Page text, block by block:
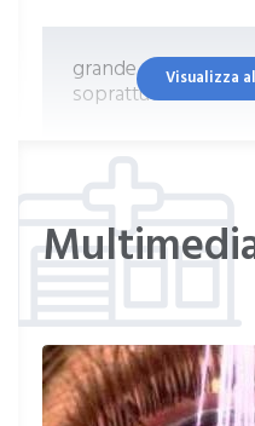
grande umanità
soprattutto molto
Dottore cordiale e
complimenti.
Visualizza